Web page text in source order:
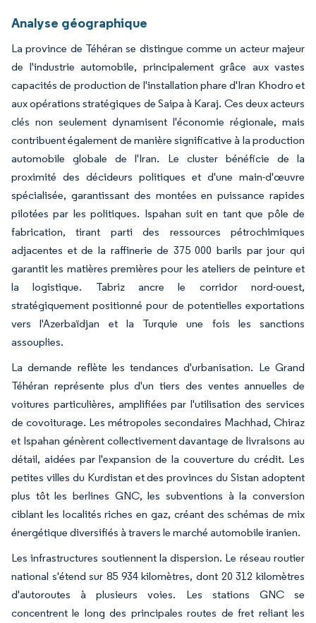
Analyse géographique
La province de Téhéran se distingue comme un acteur majeur
de l'industrie automobile, principalement grâce aux vastes
capacités de production de l'installation phare d'Iran Khodro et
aux opérations stratégiques de Saipa à Karaj. Ces deux acteurs
clés non seulement dynamisent l'économie régionale, mais
contribuent également de manière significative à la production
automobile globale de l'Iran. Le cluster bénéficie de la
proximité des décideurs politiques et d'une main-d'œuvre
spécialisée, garantissant des montées en puissance rapides
pilotées par les politiques. Ispahan suit en tant que pôle de
fabrication, tirant parti des ressources pétrochimiques
adjacentes et de la raffinerie de 375 000 barils par jour qui
garantit les matières premières pour les ateliers de peinture et
la logistique. Tabriz ancre le corridor nord-ouest,
stratégiquement positionné pour de potentielles exportations
vers l'Azerbaïdjan et la Turquie une fois les sanctions
assouplies.
La demande reflète les tendances d'urbanisation. Le Grand
Téhéran représente plus d'un tiers des ventes annuelles de
voitures particulières, amplifiées par l'utilisation des services
de covoiturage. Les métropoles secondaires Machhad, Chiraz
et Ispahan génèrent collectivement davantage de livraisons au
détail, aidées par l'expansion de la couverture du crédit. Les
petites villes du Kurdistan et des provinces du Sistan adoptent
plus tôt les berlines GNC, les subventions à la conversion
ciblant les localités riches en gaz, créant des schémas de mix
énergétique diversifiés à travers le marché automobile iranien.
Les infrastructures soutiennent la dispersion. Le réseau routier
national s'étend sur 85 934 kilomètres, dont 20 312 kilomètres
d'autoroutes à plusieurs voies. Les stations GNC se
concentrent le long des principales routes de fret reliant les